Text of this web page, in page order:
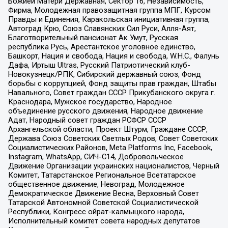
Фирма, Молодежная правозащитная группа МПГ, Курсом
Правды и Единения, Каракольская инициативная группа,
Автоград Крю, Союз Славянских Сил Руси, Алля-Аят,
Благотворительный пансионат Ак Умут, Русская
республика Русь, Арестантское уголовное единство,
Башкорт, Нация и свобода, Нация и свобода, W.H.С., Фалунь
Дафа, Иртыш Ultras, Русский Патриотический клуб-
Новокузнецк/РПК, Сибирский державный союз, Фонд
борьбы с коррупцией, Фонд защиты прав граждан, Штабы
Навального, Совет граждан СССР Прикубанского округа г.
Краснодара, Мужское государство, Народное
объединение русского движения, Народное движение
Адат, Народный совет граждан РСФСР СССР
Архангельской области, Проект Штурм, Граждане СССР,
Держава Союз Советских Светлых Родов, Совет Советских
Социалистических Районов, Meta Platforms Inc, Facebook,
Instagram, WhatsApp, СИЧ-С14, Добровольческое
Движение Организации украинских националистов, Черный
Комитет, Татарстанское Региональное Всетатарское
общественное движение, Невоград, Молодежное
Демократическое Движение Весна, Верховный Совет
Татарской Автономной Советской Социалистической
Республики, Конгресс ойрат-калмыцкого народа,
Исполнительный комитет совета народных депутатов